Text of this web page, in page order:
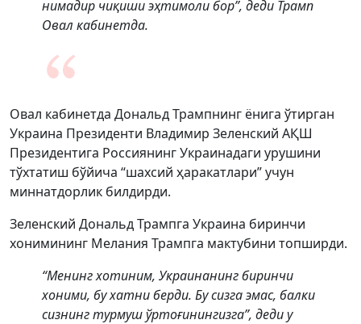
нимадир чиқиши эҳтимоли бор”, деди Трамп
Овал кабинетда.
Овал кабинетда Дональд Трампнинг ёнига ўтирган
Украина Президенти Владимир Зеленский АҚШ
Президентига Россиянинг Украинадаги урушини
тўхтатиш бўйича “шахсий ҳаракатлари” учун
миннатдорлик билдирди.
Зеленский Дональд Трампга Украина биринчи
хонимининг Мелания Трампга мактубини топширди.
“Менинг хотиним, Украинанинг биринчи
хоними, бу хатни берди. Бу сизга эмас, балки
сизнинг турмуш ўртоғинингизга”, деди у